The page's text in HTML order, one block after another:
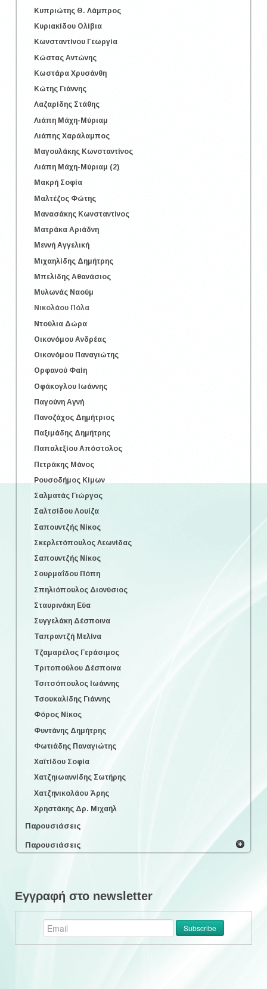
Κυπριώτης Θ. Λάμπρος
Κυριακίδου Ολίβια
Κωνσταντίνου Γεωργία
Κώστας Αντώνης
Κωστάρα Χρυσάνθη
Κώτης Γιάννης
Λαζαρίδης Στάθης
Λιάπη Mάχη-Μύριαμ
Λιάπης Χαράλαμπος
Μαγουλάκης Κωνσταντίνος
Λιάπη Mάχη-Μύριαμ (2)
Μακρή Σοφία
Μαλτέζος Φώτης
Μανασάκης Κωνσταντίνος
Ματράκα Αριάδνη
Μεννή Αγγελική
Μιχαηλίδης Δημήτρης
Μπελίδης Αθανάσιος
Μυλωνάς Ναούμ
Νικολάου Πόλα
Ντούλια Δώρα
Οικονόμου Ανδρέας
Οικονόμου Παναγιώτης
Ορφανού Φαίη
Οφάκογλου Ιωάννης
Παγούνη Αγνή
Πανοζάχος Δημήτριος
Παξιμάδης Δημήτρης
Παπαλεξίου Απόστολος
Πετράκης Μάνος
Ρουσοδήμος Κίμων
Σαλματάς Γιώργος
Σαλτσίδου Λουίζα
Σαπουντζής Νίκος
Σκερλετόπουλος Λεωνίδας
Σαπουντζής Νίκος
Σουρμαΐδου Πόπη
Σπηλιόπουλος Διονύσιος
Σταυρινάκη Εύα
Συγγελάκη Δέσποινα
Ταπραντζή Μελίνα
Τζαμαρέλος Γεράσιμος
Τριτοπούλου Δέσποινα
Τσιτσόπουλος Ιωάννης
Τσουκαλίδης Γιάννης
Φόρος Νίκος
Φυντάνης Δημήτρης
Φωτιάδης Παναγιώτης
Χαϊτίδου Σοφία
Χατζηιωαννίδης Σωτήρης
Χατζηνικολάου Άρης
Χρηστάκης Δρ. Μιχαήλ
Παρουσιάσεις
Παρουσιάσεις
Εγγραφή στο newsletter